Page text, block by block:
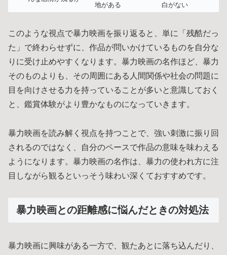
地がある
白がない
このような視点で暴力映画を振り返ると、単に「残酷だっ
た」で終わらせずに、作品が問いかけているものを自分な
りに受け止めやすくなります。暴力映画の名作ほど、暴力
そのものよりも、その周囲にある人間関係や社会の問題に
目を向けさせる力を持っていることが多いと意識しておく
と、鑑賞体験がより豊かなものになっていきます。
暴力映画を読み解く視点を持つことで、強い刺激に振り回
されるのではなく、自分のペースで作品の意味を味わえる
ようになります。暴力映画の名作は、暴力の使われ方に注
目しながら観るといっそう味わい深くておすすめです。
暴力映画との距離感に悩んだときの対処法
暴力映画に興味がある一方で、観たあとに落ち込んだり、